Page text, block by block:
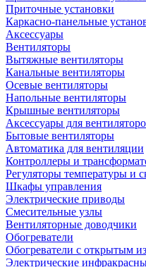
Приточные установки
Каркасно-панельные
Аксессуары
Вентиляторы
Вытяжные вентиляторы
Канальные вентиляторы
Осевые вентиляторы
Напольные вентиляторы
Крышные вентиляторы
Аксессуары для
Бытовые вентиляторы
Автоматика для вентиляции
Контроллеры и
Регуляторы температуры и
Шкафы управления
Электрические приводы
Смесительные узлы
Вентиляторные доводчики
Обогреватели
Обогреватели с открытым
Электрические